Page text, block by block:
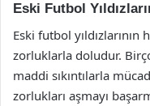
Eski Futbol
Eski futbol
zorluklarla doludur.
maddi sıkıntılarla
zorlukları aşmayı